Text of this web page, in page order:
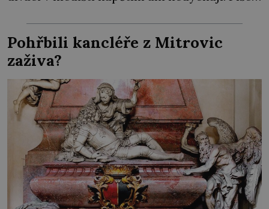
William Shakespeare uvádí svou Tragédii o
Macbethovi. Napsal ji pro krále Jakuba I.,
jenž v roce 1603 vystřídal […]
Pohřbili kancléře z Mitrovic
zaživa?